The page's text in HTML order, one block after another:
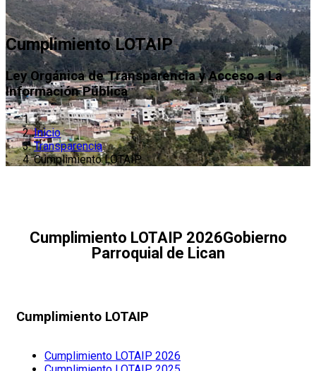
Cumplimiento LOTAIP
Ley Orgánica de Transparencia y Acceso a La
Información Pública
Inicio
Transparencia
Cumplimiento LOTAIP
Cumplimiento LOTAIP 2026Gobierno
Parroquial de Lican
Cumplimiento LOTAIP
Cumplimiento LOTAIP 2026